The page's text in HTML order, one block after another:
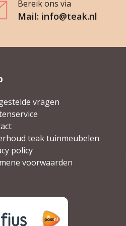
Bereik ons via
Mail: info@teak.nl
vragen
teak tuinmeubelen
policy
voorwaarden